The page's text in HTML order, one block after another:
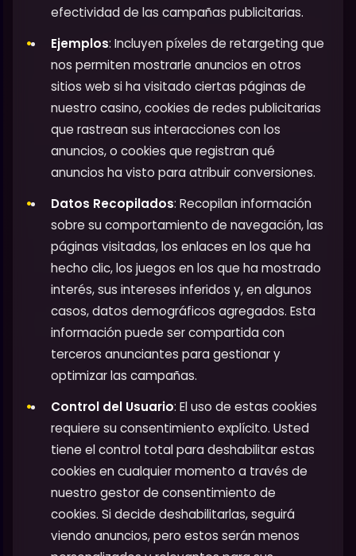
efectividad de las campañas publicitarias.
Ejemplos: Incluyen píxeles de retargeting que
nos permiten mostrarle anuncios en otros
sitios web si ha visitado ciertas páginas de
nuestro casino, cookies de redes publicitarias
que rastrean sus interacciones con los
anuncios, o cookies que registran qué
anuncios ha visto para atribuir conversiones.
Datos Recopilados: Recopilan información
sobre su comportamiento de navegación, las
páginas visitadas, los enlaces en los que ha
hecho clic, los juegos en los que ha mostrado
interés, sus intereses inferidos y, en algunos
casos, datos demográficos agregados. Esta
información puede ser compartida con
terceros anunciantes para gestionar y
optimizar las campañas.
Control del Usuario: El uso de estas cookies
requiere su consentimiento explícito. Usted
tiene el control total para deshabilitar estas
cookies en cualquier momento a través de
nuestro gestor de consentimiento de
cookies. Si decide deshabilitarlas, seguirá
viendo anuncios, pero estos serán menos